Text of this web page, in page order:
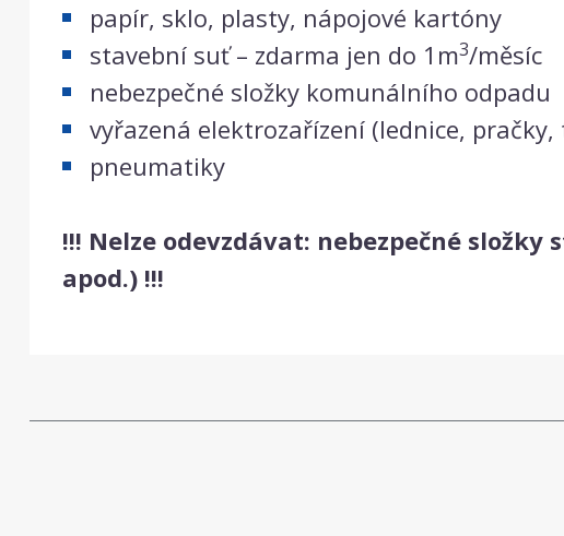
papír, sklo, plasty, nápojové kartóny
stavební suť – zdarma jen do 1m3/měsíc
nebezpečné složky komunálního odpadu
vyřazená elektrozařízení (lednice,
pneumatiky
!!! Nelze odevzdávat: nebezpečné
apod.) !!!